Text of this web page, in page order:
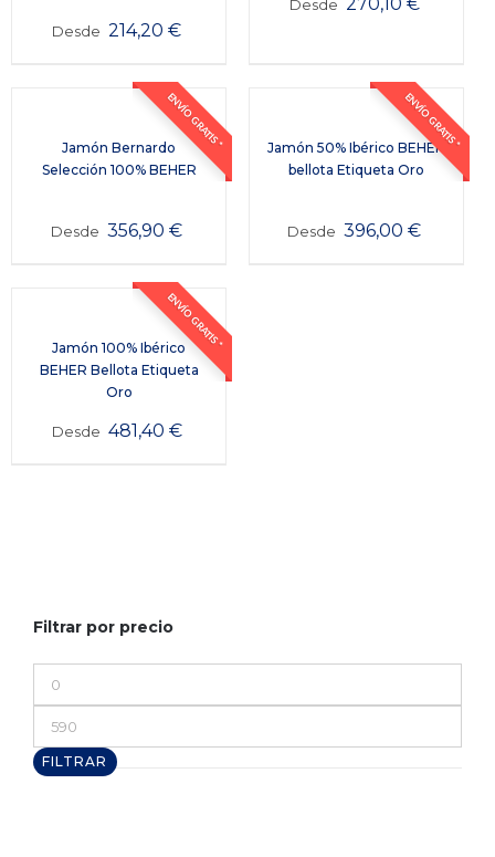
Desde 214,20€
Desde
ENVÍO GRATIS *
Jamón Bernardo
Selección 100% BEHER
Desde 356,90€
ENVÍO GRATIS *
Jamón 50% Ibérico BEHER
bellota Etiqueta Oro
Desde 396,00€
ENVÍO GRATIS *
Jamón 100% Ibérico
BEHER Bellota Etiqueta
Oro
Desde 481,40 €
Filtrar por precio
mínimo
máximo
FILTRAR